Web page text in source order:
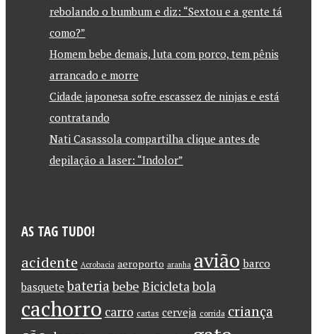
rebolando o bumbum e diz: “Sextou e a gente tá
como?”
Homem bebe demais, luta com porco, tem pênis
arrancado e morre
Cidade japonesa sofre escassez de ninjas e está
contratando
Nati Casassola compartilha clique antes de
depilação a laser: “Indolor”
AS TAG TUDO!
acidente Acrobacia aeroporto aranha avião barco
basquete bateria bebe Bicicletabola
cachorro carro cartas cerveja corrida criança